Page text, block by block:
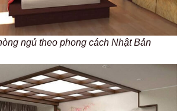
ngủ theo phong cách Nhật Bản